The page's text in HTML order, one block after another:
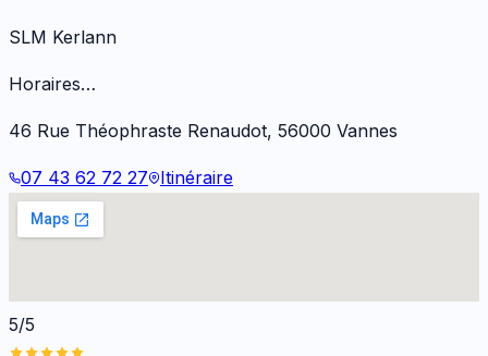
SLM Kerlann
Horaires…
46 Rue Théophraste Renaudot, 56000 Vannes
07 43 62 72 27 Itinéraire
5/5